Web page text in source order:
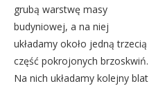
grubą warstwę masy
budyniowej, a na niej
układamy około jedną trzecią
część pokrojonych brzoskwiń.
Na nich układamy kolejny blat